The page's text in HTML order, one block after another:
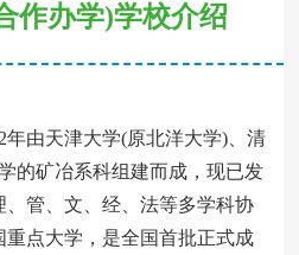
作办学)学校介绍
由天津大学(原北洋大学)、清
的矿冶系科组建而成，现已发
、管、文、经、法等多学科协
点大学，是全国首批正式成